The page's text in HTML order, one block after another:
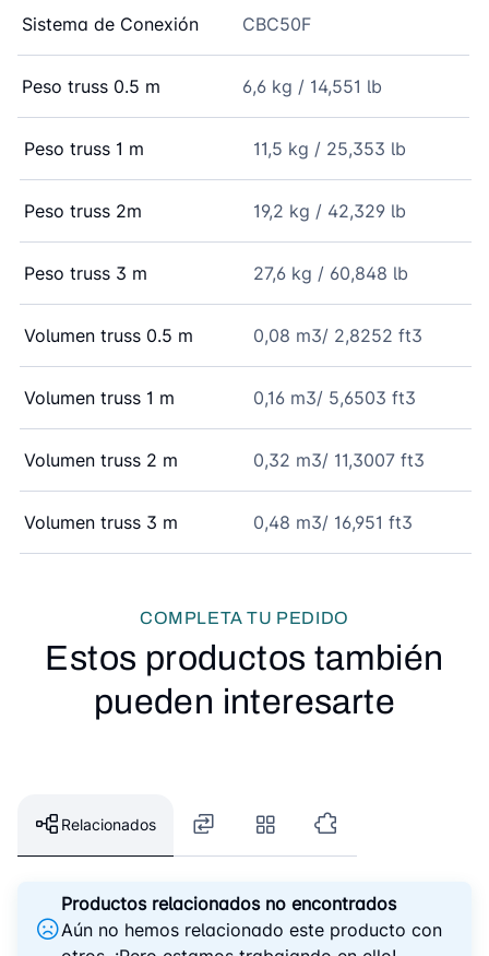
Sistema de Conexión CBC50F
Peso truss 0.5 m 6,6 kg / 14,551 lb
Peso truss 1 m 11,5 kg / 25,353 lb
Peso truss 2m 19,2 kg / 42,329 lb
Peso truss 3 m 27,6 kg / 60,848 lb
Volumen truss 0.5 m 0,08 m3/ 2,8252 ft3
Volumen truss 1 m 0,16 m3/ 5,6503 ft3
Volumen truss 2 m 0,32 m3/ 11,3007 ft3
Volumen truss 3 m 0,48 m3/ 16,951 ft3
COMPLETA TU PEDIDO
Estos productos también
pueden interesarte
Relacionados
Productos relacionados no encontrados
Aún no hemos relacionado este producto con